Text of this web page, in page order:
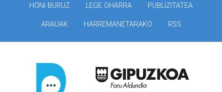
HONI BURUZ LEGE OHARRA PUBLIZITATEA
ARAUAK HARREMANETARAKO RSS